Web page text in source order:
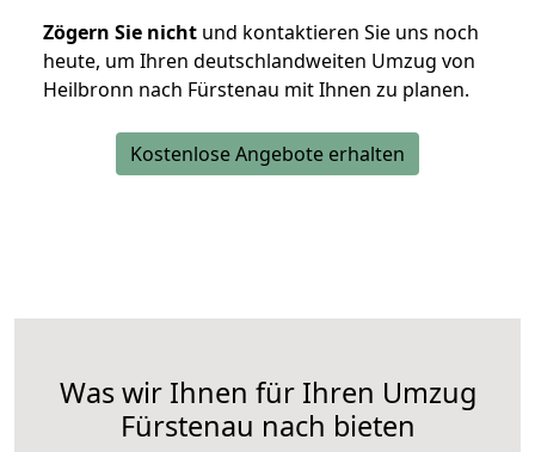
Zögern Sie nicht und kontaktieren Sie uns noch
heute, um Ihren deutschlandweiten Umzug von
Heilbronn nach Fürstenau mit Ihnen zu planen.
Kostenlose Angebote erhalten
Was wir Ihnen für Ihren Umzug
Fürstenau nach bieten